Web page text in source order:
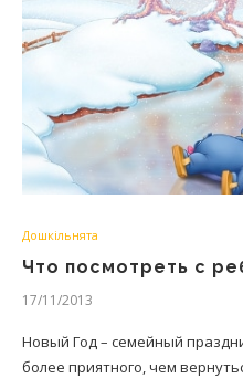
Дошкільнята
Что посмотреть с
17/11/2013
Новый Год – семейный
более приятного, чем